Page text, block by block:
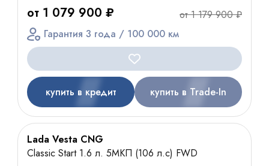
от 1 079 900 ₽
от 1 179 900 ₽
Гарантия 3 года / 100 000 км
купить в кредит купить в Trade-In
Lada Vesta CNG
Classic Start 1.6 л. 5МКП (106 л.с) FWD